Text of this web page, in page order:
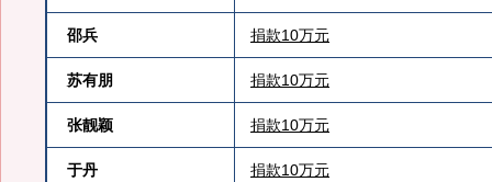
邵兵 捐款10万元
苏有朋 捐款10万元
张靓颖 捐款10万元
于丹 捐款10万元